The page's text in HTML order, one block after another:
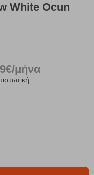
White Ocun
μήνα